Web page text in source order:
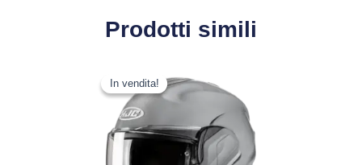
Prodotti simili
In vendita!
In vendita!
prezzo
originale
era:
399,90 €.
prezzo
315,92 €.
prodotto
più
varianti.